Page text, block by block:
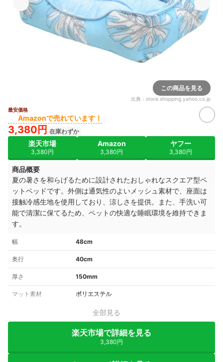
この商品を見る
出典： store.shopping.yahoo.co.jp
最安価格
Amazonで売れています！
3,380円 在庫わずか
楽天市場
3,380円
Amazon
3,380円
ヤフー
3,380円
商品概要
夏の暑さを和らげるために設計されたおしゃれなスクエア型ペ
ットベッドです。外側は通気性のよいメッシュ素材で、座面は
接触冷感生地を使用しており、涼しさを提供。また、手洗い可
能で清潔に保てるため、ペットの快適な睡眠環境を維持できま
す。
幅 48cm
奥行 40cm
厚さ 150mm
マット素材 ポリエステル
全部見る
楽天市場で詳細を見る
3,380円